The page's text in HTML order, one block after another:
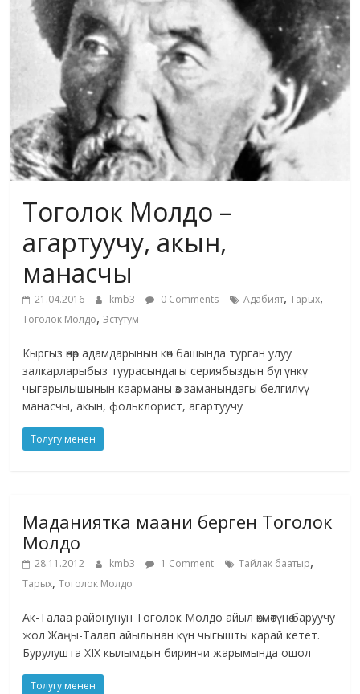
жана
адабияты
Тоголок Молдо –
агартуучу, акын,
манасчы
21.04.2016 kmb3 0 Comments Адабият,Тарых,
Тоголок Молдо,Эстутум
Кыргыз өнөр адамдарынын көч башында турган улуу
залкарларыбыз туурасындагы сериябыздын бүгүнкү
чыгарылышынын каарманы өз заманындагы белгилүү
манасчы, акын, фольклорист, агартуучу
Толугу менен
Маданиятка маани берген Тоголок
Молдо
28.11.2012 kmb3 1 Comment Тайлак баатыр,
Тарых,Тоголок Молдо
Ак-Талаа районунун Тоголок Молдо айыл өкмөтүнө баруучу
жол Жаңы-Талап айылынан күн чыгышты карай кетет.
Бурулушта ХIX кылымдын биринчи жарымында ошол
Толугу менен